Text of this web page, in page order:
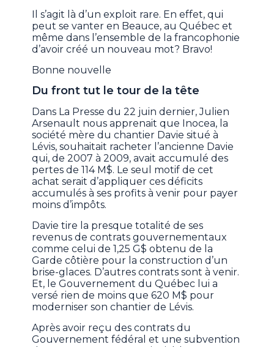
Il s’agit là d’un exploit rare. En effet, qui
peut se vanter en Beauce, au Québec et
même dans l’ensemble de la francophonie
d’avoir créé un nouveau mot? Bravo!
Bonne nouvelle
Du front tut le tour de la tête
Dans La Presse du 22 juin dernier, Julien
Arsenault nous apprenait que Inocea, la
société mère du chantier Davie situé à
Lévis, souhaitait racheter l’ancienne Davie
qui, de 2007 à 2009, avait accumulé des
pertes de 114 M$. Le seul motif de cet
achat serait d’appliquer ces déficits
accumulés à ses profits à venir pour payer
moins d’impôts.
Davie tire la presque totalité de ses
revenus de contrats gouvernementaux
comme celui de 1,25 G$ obtenu de la
Garde côtière pour la construction d’un
brise-glaces. D’autres contrats sont à venir.
Et, le Gouvernement du Québec lui a
versé rien de moins que 620 M$ pour
moderniser son chantier de Lévis.
Après avoir reçu des contrats du
Gouvernement fédéral et une subvention